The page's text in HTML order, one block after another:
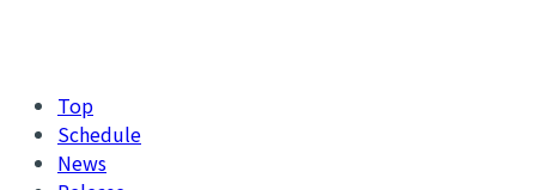
Top
Schedule
News